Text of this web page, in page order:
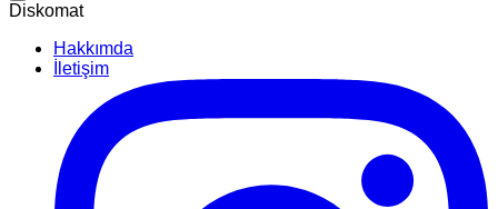
Diskomat
Hakkımda
İletişim